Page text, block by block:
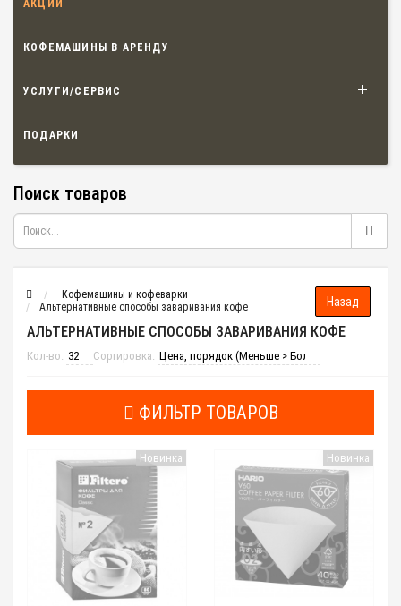
АКЦИИ
КОФЕМАШИНЫ В АРЕНДУ
УСЛУГИ/СЕРВИС
ПОДАРКИ
Поиск товаров
Кофемашины и кофеварки
Альтернативные способы заваривания кофе
АЛЬТЕРНАТИВНЫЕ СПОСОБЫ ЗАВАРИВАНИЯ КОФЕ
Кол-во: Сортировка:
ФИЛЬТР ТОВАРОВ
Новинка Новинка